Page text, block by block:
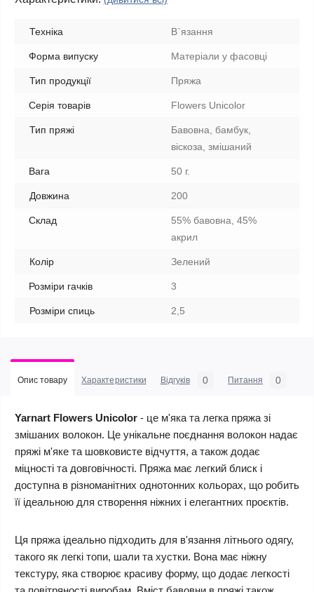
Техніка В`язання
Форма випуску Матеріали у фасовці
Тип продукції Пряжа
Серія товарів Flowers Unicolor
Тип пряжі
Бавовна, бамбук,
віскоза, змішаний
Вага 50 г.
Довжина 200
Склад
55% бавовна, 45%
акрил
Колір Зелений
Розміри гачків 3
Розміри спиць 2,5
Опис товару Характеристики Відгуків 0 Питання 0
Yarnart Flowers Unicolor - це м'яка та легка пряжа зі
змішаних волокон. Це унікальне поєднання волокон надає
пряжі м'яке та шовковисте відчуття, а також додає
міцності та довговічності. Пряжа має легкий блиск і
доступна в різноманітних однотонних кольорах, що робить
її ідеальною для створення ніжних і елегантних проєктів.
Ця пряжа ідеально підходить для в'язання літнього одягу,
такого як легкі топи, шали та хустки. Вона має ніжну
текстуру, яка створює красиву форму, що додає легкості